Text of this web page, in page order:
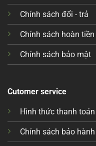
Chính sách đổi - trả
Chính sách hoàn tiền
Chính sách bảo mật
Cutomer service
Hình thức thanh toán
Chính sách bảo hành